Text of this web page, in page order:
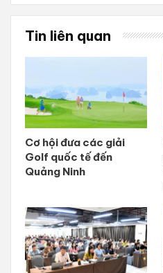
Tin liên quan
Cơ hội đưa các giải
Golf quốc tế đến
Quảng Ninh